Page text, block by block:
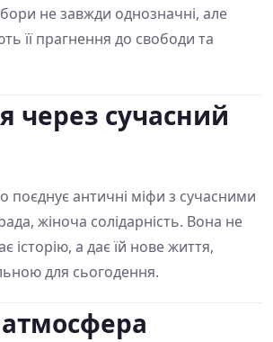
не завжди однозначні, але
її прагнення до свободи та
через сучасний
поєднує античні міфи з сучасними
жіноча солідарність. Вона не
історію, а дає їй нове життя,
для сьогодення.